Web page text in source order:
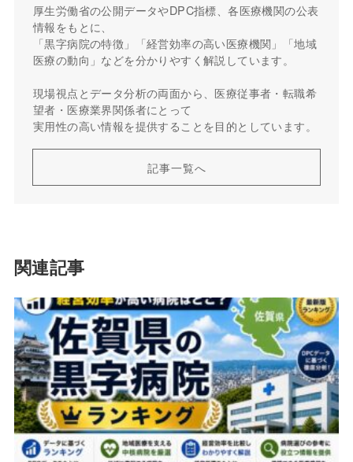
厚生労働省の公開データやDPC指標、各医療機関の公表
情報をもとに、
「黒字病院の特徴」「経営効率の高い医療機関」「地域
医療の動向」などを分かりやすく解説しています。
現場視点とデータ分析の両面から、医療従事者・転職希
望者・医療業界関係者にとって
実用性の高い情報を提供することを目的としています。
記事一覧へ
関連記事